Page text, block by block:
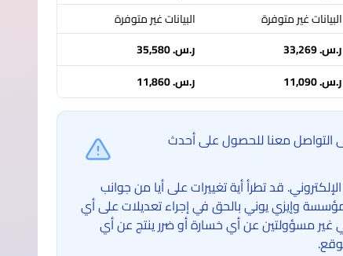
البيانات غير متوفرة البيانات غير متوفرة
ر.س.‏ 33,269 ر.س.‏ 35,580
ر.س.‏ 11,090 ر.س.‏ 11,860
التواصل معنا للحصول على أحدث
قد تطرأ أية تغييرات على أيا من جوانب
وإيزي يوني بالحق في إجراء تعديلات على أي
مسؤولتين عن أي خسارة أو ضرر ينتج عن أي